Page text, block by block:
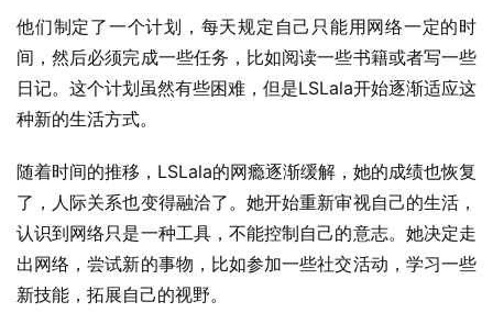
他们制定了一个计划，每天规定自己只能用网络一定的时
间，然后必须完成一些任务，比如阅读一些书籍或者写一些
日记。这个计划虽然有些困难，但是LSLala开始逐渐适应这
种新的生活方式。
随着时间的推移，LSLala的网瘾逐渐缓解，她的成绩也恢复
了，人际关系也变得融洽了。她开始重新审视自己的生活，
认识到网络只是一种工具，不能控制自己的意志。她决定走
出网络，尝试新的事物，比如参加一些社交活动，学习一些
新技能，拓展自己的视野。